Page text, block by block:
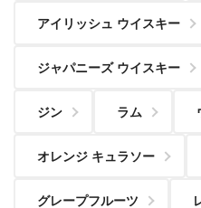
アイリッシュ ウイスキー
ジャパニーズ ウイスキー
ジン ラム
オレンジ キュラソー
グレープフルーツ